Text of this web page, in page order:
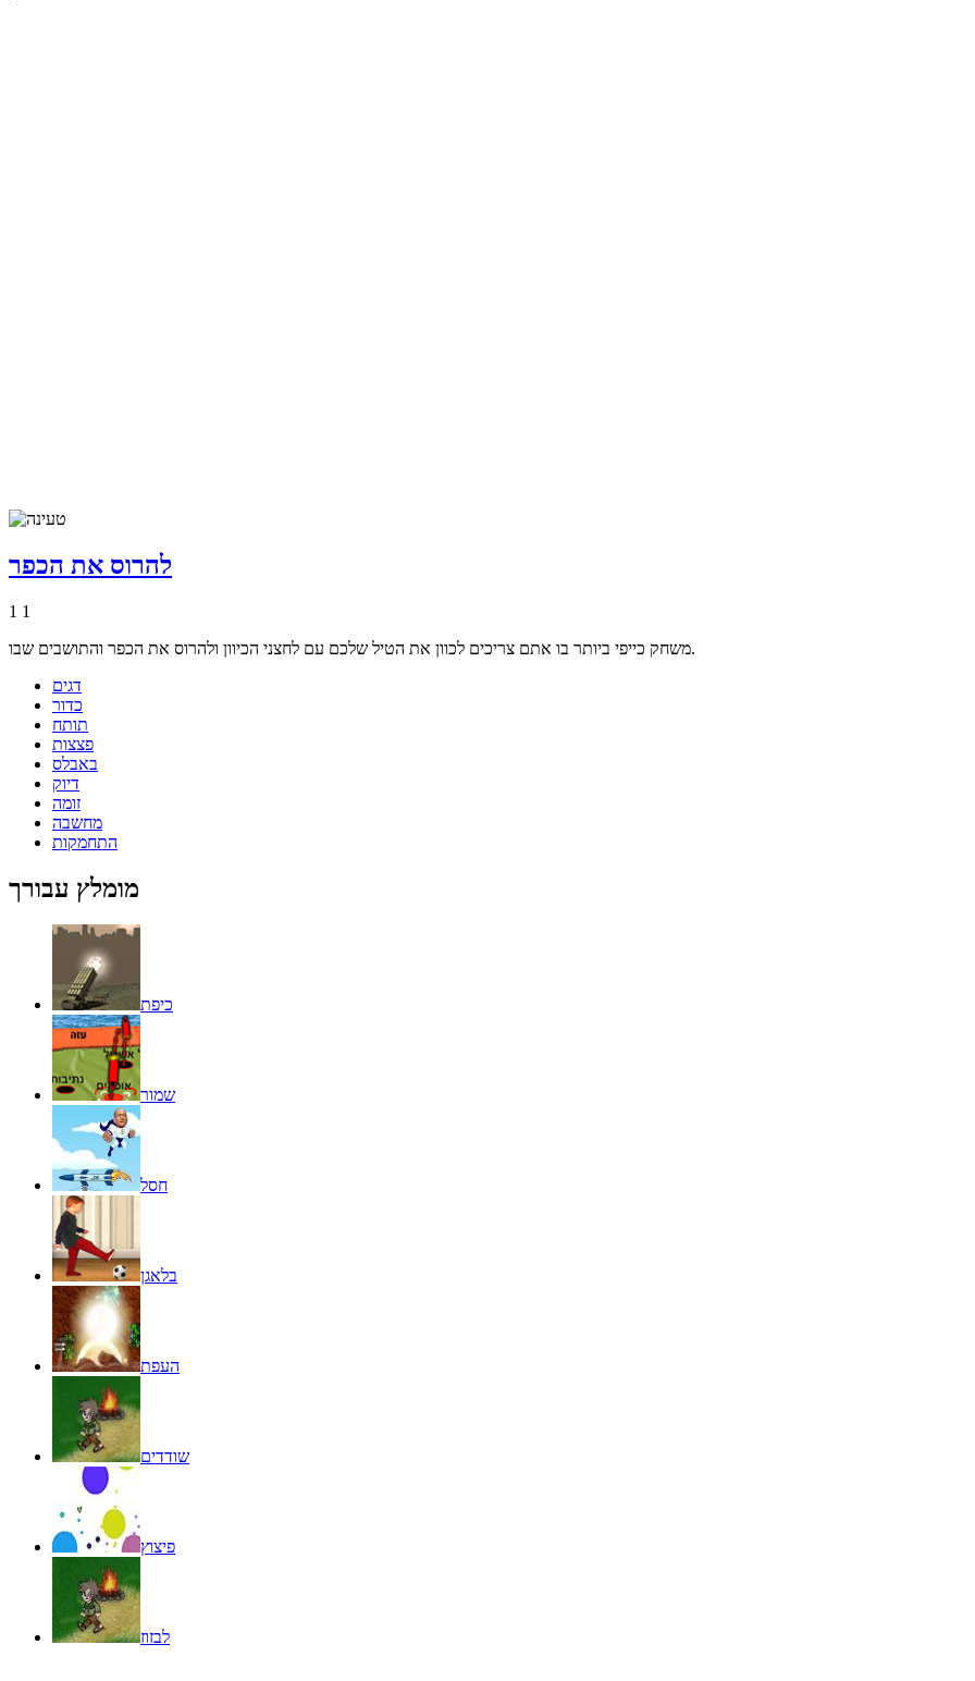
להרוס את הכפר
1 1
משחק כייפי ביותר בו אתם צריכים לכוון את הטיל שלכם עם לחצני הכיוון ולהרוס את הכפר והתושבים שבו.
דגים
כדור
תותח
פצצות
באבלס
דיוק
זומה
מחשבה
התחמקות
מומלץ עבורך
כיפת
שמור
חסל
בלאגן
העפת
שודדים
פיצוץ
לבזוז